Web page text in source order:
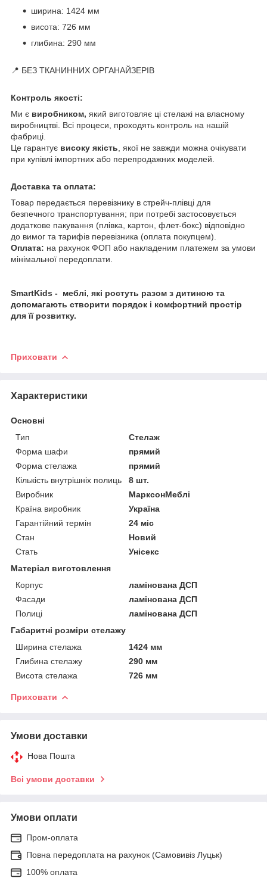
ширина: 1424 мм
висота: 726 мм
глибина: 290 мм
📍 БЕЗ ТКАНИННИХ ОРГАНАЙЗЕРІВ
Контроль якості:
Ми є виробником, який виготовляє ці стелажі на власному
виробництві. Всі процеси, проходять контроль на нашій
фабриці.
Це гарантує високу якість , якої не завжди можна очікувати
при купівлі імпортних або перепродажних моделей.
Доставка та оплата:
Товар передається перевізнику в стрейч-плівці для
безпечного транспортування; при потребі застосовується
додаткове пакування (плівка, картон, флет-бокс) відповідно
до вимог та тарифів перевізника (оплата покупцем).
Оплата: на рахунок ФОП або накладеним платежем за умови
мінімальної передоплати.
SmartKids - меблі, які ростуть разом з дитиною та
допомагають створити порядок і комфортний простір
для її розвитку.
Приховати
Характеристики
Основні
Тип
Стелаж
Форма шафи
прямий
Форма стелажа
прямий
Кількість внутрішніх полиць
8 шт.
Виробник
МарксонМеблі
Країна виробник
Україна
Гарантійний термін
24 міс
Стан
Новий
Стать
Унісекс
Матеріал виготовлення
Корпус
ламінована ДСП
Фасади
ламінована ДСП
Полиці
ламінована ДСП
Габаритні розміри стелажу
Ширина стелажа
1424 мм
Глибина стелажу
290 мм
Висота стелажа
726 мм
Приховати
Умови доставки
Нова Пошта
Всі умови доставки
Умови оплати
Пром-оплата
Повна передоплата на рахунок (Самовивіз Луцьк)
100% оплата